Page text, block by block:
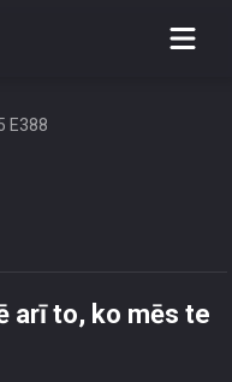
arī to, ko
E388
arī to, ko mēs te